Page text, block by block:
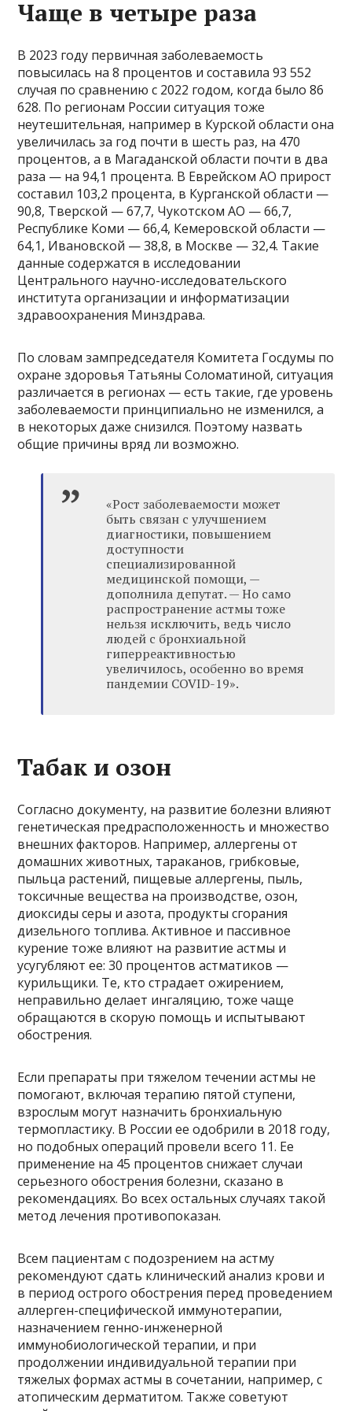
Чаще в четыре раза
В 2023 году первичная заболеваемость
повысилась на 8 процентов и составила 93 552
случая по сравнению с 2022 годом, когда было 86
628. По регионам России ситуация тоже
неутешительная, например в Курской области она
увеличилась за год почти в шесть раз, на 470
процентов, а в Магаданской области почти в два
раза — на 94,1 процента. В Еврейском АО прирост
составил 103,2 процента, в Курганской области —
90,8, Тверской — 67,7, Чукотском АО — 66,7,
Республике Коми — 66,4, Кемеровской области —
64,1, Ивановской — 38,8, в Москве — 32,4. Такие
данные содержатся в исследовании
Центрального научно-исследовательского
института организации и информатизации
здравоохранения Минздрава.
По словам зампредседателя Комитета Госдумы по
охране здоровья Татьяны Соломатиной, ситуация
различается в регионах — есть такие, где уровень
заболеваемости принципиально не изменился, а
в некоторых даже снизился. Поэтому назвать
общие причины вряд ли возможно.
«Рост заболеваемости может
быть связан с улучшением
диагностики, повышением
доступности
специализированной
медицинской помощи, —
дополнила депутат. — Но само
распространение астмы тоже
нельзя исключить, ведь число
людей с бронхиальной
гиперреактивностью
увеличилось, особенно во время
пандемии COVID-19».
Табак и озон
Согласно документу, на развитие болезни влияют
генетическая предрасположенность и множество
внешних факторов. Например, аллергены от
домашних животных, тараканов, грибковые,
пыльца растений, пищевые аллергены, пыль,
токсичные вещества на производстве, озон,
диоксиды серы и азота, продукты сгорания
дизельного топлива. Активное и пассивное
курение тоже влияют на развитие астмы и
усугубляют ее: 30 процентов астматиков —
курильщики. Те, кто страдает ожирением,
неправильно делает ингаляцию, тоже чаще
обращаются в скорую помощь и испытывают
обострения.
Если препараты при тяжелом течении астмы не
помогают, включая терапию пятой ступени,
взрослым могут назначить бронхиальную
термопластику. В России ее одобрили в 2018 году,
но подобных операций провели всего 11. Ее
применение на 45 процентов снижает случаи
серьезного обострения болезни, сказано в
рекомендациях. Во всех остальных случаях такой
метод лечения противопоказан.
Всем пациентам с подозрением на астму
рекомендуют сдать клинический анализ крови и
в период острого обострения перед проведением
аллерген-специфической иммунотерапии,
назначением генно-инженерной
иммунобиологической терапии, и при
продолжении индивидуальной терапии при
тяжелых формах астмы в сочетании, например, с
атопическим дерматитом. Также советуют